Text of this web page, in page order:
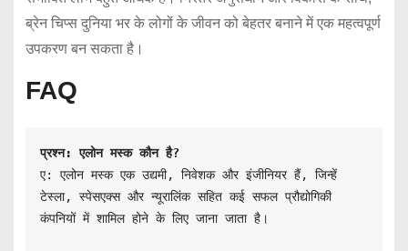
ब्रेन चिप्स दुनिया भर के लोगों के जीवन को बेहतर बनाने में एक महत्वपूर्ण
उपकरण बन सकता है।
FAQ
प्रश्न: एलोन मस्क कौन है?
ए: एलोन मस्क एक उद्यमी, निवेशक और इंजीनियर हैं, जिन्हें
टेस्ला, स्पेसएक्स और न्यूरालिंक सहित कई सफल प्रौद्योगिकी
कंपनियों में शामिल होने के लिए जाना जाता है।